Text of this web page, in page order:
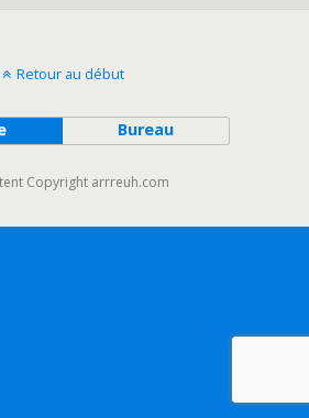
Retour au début
Bureau
Copyright arrreuh.com